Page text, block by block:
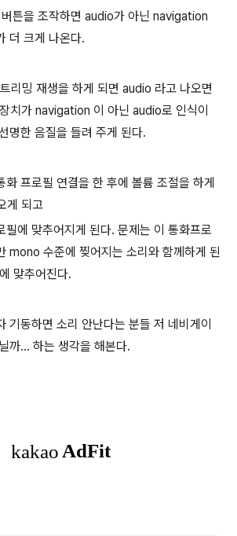
튼을 조작하면 audio가 아닌 navigation
더 크게 나온다.
리밍 재생을 하게 되면 audio 라고 나오면
치가 navigation 이 아닌 audio로 인식이
명한 음질을 들려 주게 된다.
화 프로필 연결을 한 후에 볼륨 조절을 하게
게 되고
필에 맞추어지게 된다. 문제는 이 통화프로
mono 수준에 찢어지는 소리와 함께하게 된
맞추어진다.
기동하면 소리 안난다는 분들 저 네비게이
까... 하는 생각을 해본다.